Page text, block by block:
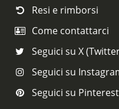
Resi e rimborsi
Come contattarci
Seguici su X
Seguici su
Seguici su Pinterest